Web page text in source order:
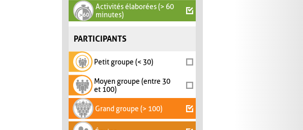
Activités élaborées (> 60
minutes)
PARTICIPANTS
Petit groupe (< 30)
Moyen groupe (entre 30
et 100)
Grand groupe (> 100)